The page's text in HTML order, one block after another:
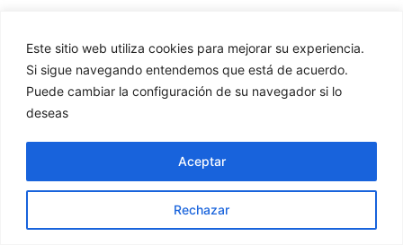
Este sitio web utiliza cookies para mejorar su experiencia.
Si sigue navegando entendemos que está de acuerdo.
Puede cambiar la configuración de su navegador si lo
deseas
Rechazar
Aceptar